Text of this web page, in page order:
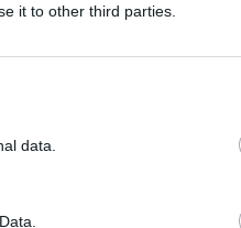
it to other third parties.
data.
un año más
el Mund